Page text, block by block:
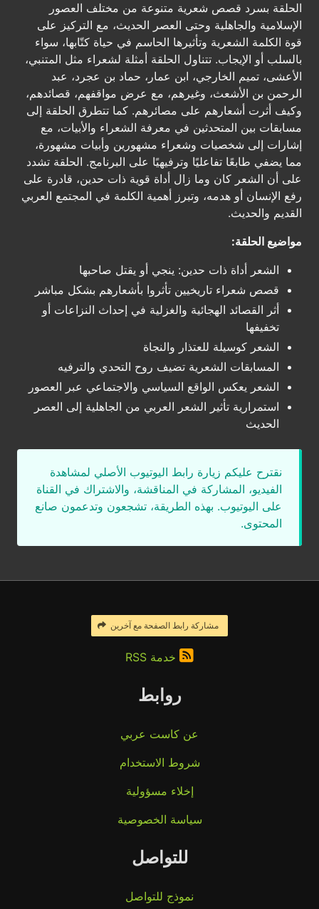
الحلقة بسرد قصص شعرية متنوعة من مختلف العصور
الإسلامية والجاهلية وحتى العصر الحديث، مع التركيز على
قوة الكلمة الشعرية وتأثيرها الحاسم في حياة كتّابها، سواء
بالسلب أو الإيجاب. تتناول الحلقة أمثلة لشعراء مثل المتنبي،
الأعشى، تميم الخارجي، ابن عمار، حماد بن عجرد، عبد
الرحمن بن الأشعث، وغيرهم، مع عرض مواقفهم، قصائدهم،
وكيف أثرت أشعارهم على مصائرهم. كما تتطرق الحلقة إلى
مسابقات بين المتحدثين في معرفة الشعراء والأبيات، مع
إشارات إلى شخصيات وشعراء مشهورين وأبيات مشهورة،
مما يضفي طابعًا تفاعليًا وترفيهيًا على البرنامج. الحلقة تشدد
على أن الشعر كان وما زال أداة قوية ذات حدين، قادرة على
رفع الإنسان أو هدمه، وتبرز أهمية الكلمة في المجتمع العربي
القديم والحديث.
مواضيع الحلقة:
الشعر أداة ذات حدين: ينجي أو يقتل صاحبها
قصص شعراء تاريخيين تأثروا بأشعارهم بشكل مباشر
أثر القصائد الهجائية والغزلية في إحداث النزاعات أو
تخفيفها
الشعر كوسيلة للعتذار والنجاة
المسابقات الشعرية تضيف روح التحدي والترفيه
الشعر يعكس الواقع السياسي والاجتماعي عبر العصور
استمرارية تأثير الشعر العربي من الجاهلية إلى العصر
الحديث
نقترح عليكم زيارة رابط اليوتيوب الأصلي لمشاهدة
الفيديو، المشاركة في المناقشة، والاشتراك في القناة
على اليوتيوب. بهذه الطريقة، تشجعون وتدعمون صانع
المحتوى.
مشاركة رابط الصفحة مع آخرين
خدمة RSS
روابط
عن كاست عربي
شروط الاستخدام
إخلاء مسؤولية
سياسة الخصوصية
للتواصل
نموذج للتواصل